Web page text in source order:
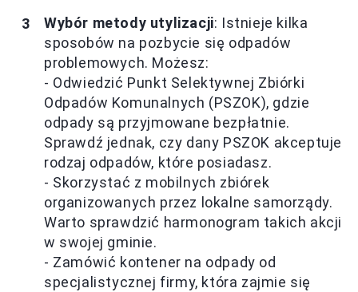
Wybór metody utylizacji: Istnieje kilka
sposobów na pozbycie się odpadów
problemowych. Możesz:
- Odwiedzić Punkt Selektywnej Zbiórki
Odpadów Komunalnych (PSZOK), gdzie
odpady są przyjmowane bezpłatnie.
Sprawdź jednak, czy dany PSZOK akceptuje
rodzaj odpadów, które posiadasz.
- Skorzystać z mobilnych zbiórek
organizowanych przez lokalne samorządy.
Warto sprawdzić harmonogram takich akcji
w swojej gminie.
- Zamówić kontener na odpady od
specjalistycznej firmy, która zajmie się